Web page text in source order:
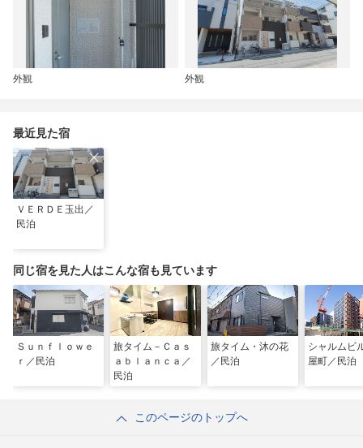
外観 外観
最近見た宿
ＶＥＲＤＥ玉出／
民泊
同じ宿を見た人はこんな宿も見ています
Ｓｕｎｆｌｏｗｅ
ｒ／民泊
旅タイム－Ｃａｓ
ａｂｌａｎｃａ／
民泊
旅タイム・沐の花
／民泊
シャルムビ
屋町／民泊
このページのトップへ